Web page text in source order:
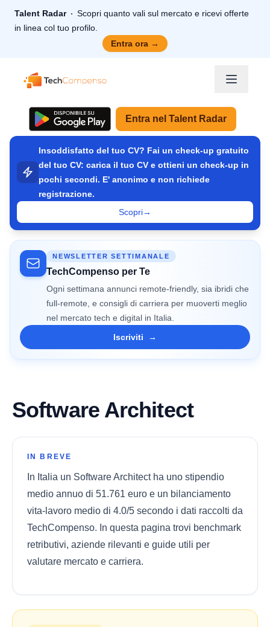
Talent Radar
Scopri quanto vali sul mercato e ricevi offerte
in linea col tuo profilo.
Entra ora →
TechCompenso
Entra nel Talent Radar
Insoddisfatto del tuo CV? Fai un check-up gratuito
del tuo CV: carica il tuo CV e ottieni un check-up in
pochi secondi. E' anonimo e non richiede
registrazione.
Scopri→
NEWSLETTER SETTIMANALE
TechCompenso per Te
Ogni settimana annunci remote-friendly, sia ibridi che
full-remote, e consigli di carriera per muoverti meglio
nel mercato tech e digital in Italia.
Iscriviti
→
Software Architect
IN BREVE
In Italia un Software Architect ha uno stipendio
medio annuo di 51.761 euro e un bilanciamento
vita-lavoro medio di 4.0/5 secondo i dati raccolti da
TechCompenso. In questa pagina trovi benchmark
retributivi, aziende rilevanti e guide utili per
valutare mercato e carriera.